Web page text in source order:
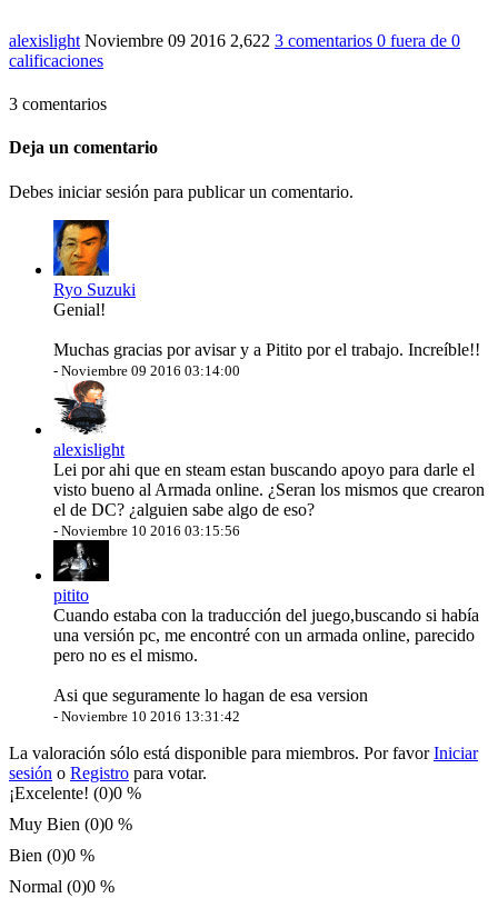
alexislight Noviembre 09 2016 2,622 3 comentarios 0 fuera de 0
calificaciones
3 comentarios
Deja un comentario
Debes iniciar sesión para publicar un comentario.
Ryo Suzuki
Genial!
Muchas gracias por avisar y a Pitito por el trabajo. Increíble!!
- Noviembre 09 2016 03:14:00
alexislight
Lei por ahi que en steam estan buscando apoyo para darle el
visto bueno al Armada online. ¿Seran los mismos que crearon
el de DC? ¿alguien sabe algo de eso?
- Noviembre 10 2016 03:15:56
pitito
Cuando estaba con la traducción del juego,buscando si había
una versión pc, me encontré con un armada online, parecido
pero no es el mismo.
Asi que seguramente lo hagan de esa version
- Noviembre 10 2016 13:31:42
La valoración sólo está disponible para miembros. Por favorIniciar
sesión o Registro para votar.
¡Excelente! (0)0 %
Muy Bien (0)0 %
Bien (0)0 %
Normal (0)0 %